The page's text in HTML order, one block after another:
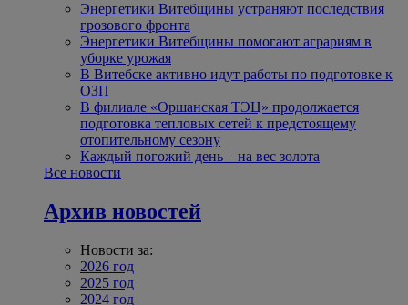
Энергетики Витебщины устраняют последствия
грозового фронта
Энергетики Витебщины помогают аграриям в
уборке урожая
В Витебске активно идут работы по подготовке к
ОЗП
В филиале «Оршанская ТЭЦ» продолжается
подготовка тепловых сетей к предстоящему
отопительному сезону
Каждый погожий день – на вес золота
Все новости
Архив новостей
Новости за:
2026 год
2025 год
2024 год